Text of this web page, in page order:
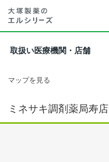
取扱い医療機関・店舗
マップを見る
ミネサキ調剤薬局寿店